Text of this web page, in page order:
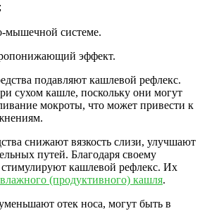
мышечной системе.
эффект.
подавляют кашлевой рефлекс.
сухом кашле, поскольку они могут
мокроты, что может привести к
снижают вязкость слизи, улучшают
путей. Благодаря своему
кашлевой рефлекс. Их
влажного (продуктивного) кашля.
отек носа, могут быть в